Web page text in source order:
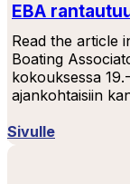
EBA
Read the article
Boating
kokouksessa
ajankohtaisiin
Sivulle